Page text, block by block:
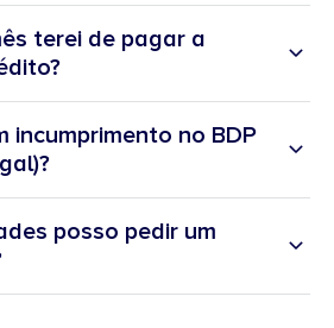
terei de pagar a
incumprimento no BDP
posso pedir um